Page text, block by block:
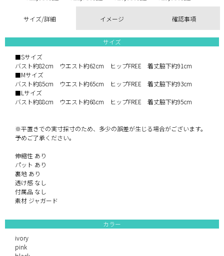
サイズ/詳細 イメージ 確認事項
サイズ
■Sサイズ
バスト約82cm ウエスト約62cm ヒップFREE 着丈脇下約91cm
■Mサイズ
バスト約85cm ウエスト約65cm ヒップFREE 着丈脇下約93cm
■Lサイズ
バスト約88cm ウエスト約68cm ヒップFREE 着丈脇下約95cm
※平置きでの実寸採寸のため、多少の誤差が生じる場合がございます。
予めご了承ください。
伸縮性 あり
パット あり
裏地 あり
透け感 なし
付属品 なし
素材 ジャガード
カラー
ivory
pink